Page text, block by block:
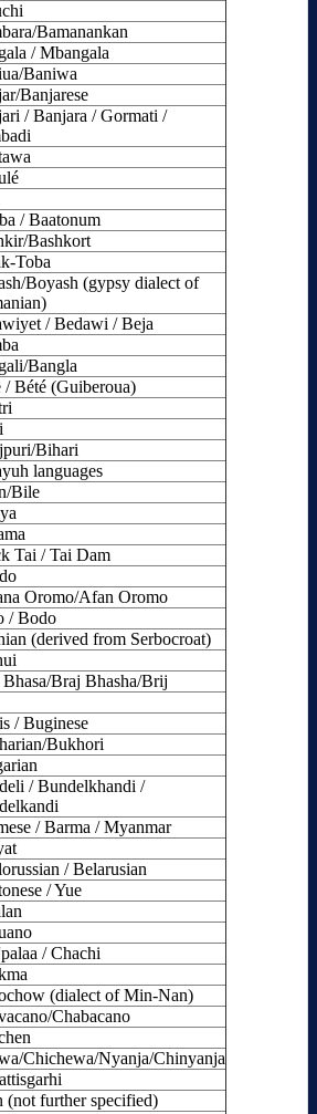
Bamanankan
/ Mbangala
Baniwa
Banjarese
/ Banjara / Gormati /
/ Baatonum
Bashkort
Toba
Boyash (gypsy dialect of
/ Bedawi / Beja
Bangla
/ Bété (Guiberoua)
Bihari
languages
Bile
Tai / Tai Dam
Oromo/Afan Oromo
/ Bodo
(derived from Serbocroat)
Braj Bhasha/Brij
/ Buginese
Bukhori
/ Bundelkhandi /
/ Barma / Myanmar
/ Belarusian
/ Yue
/ Chachi
(dialect of Min-Nan)
Chabacano
Chichewa/Nyanja/Chinyanja
(not further specified)